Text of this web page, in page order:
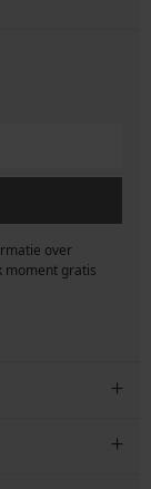
over
moment gratis